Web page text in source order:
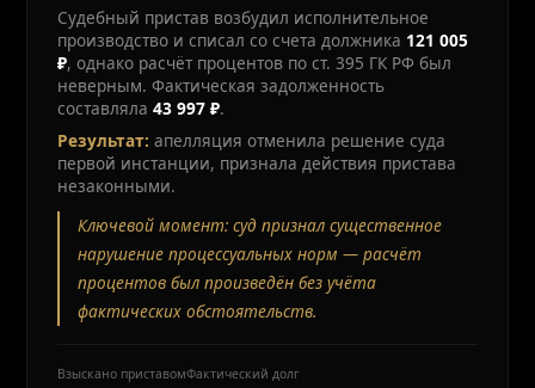
Судебный пристав возбудил исполнительное
производство и списал со счета должника 121 005
₽, однако расчёт процентов по ст. 395 ГК РФ был
неверным. Фактическая задолженность
составляла43 997 ₽.
Результат: апелляция отменила решение суда
первой инстанции, признала действия пристава
незаконными.
Ключевой момент: суд признал существенное
нарушение процессуальных норм — расчёт
процентов был произведён без учёта
фактических обстоятельств.
Взыскано приставомФактический долг